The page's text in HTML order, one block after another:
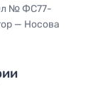
№ ФС77-
— Носова